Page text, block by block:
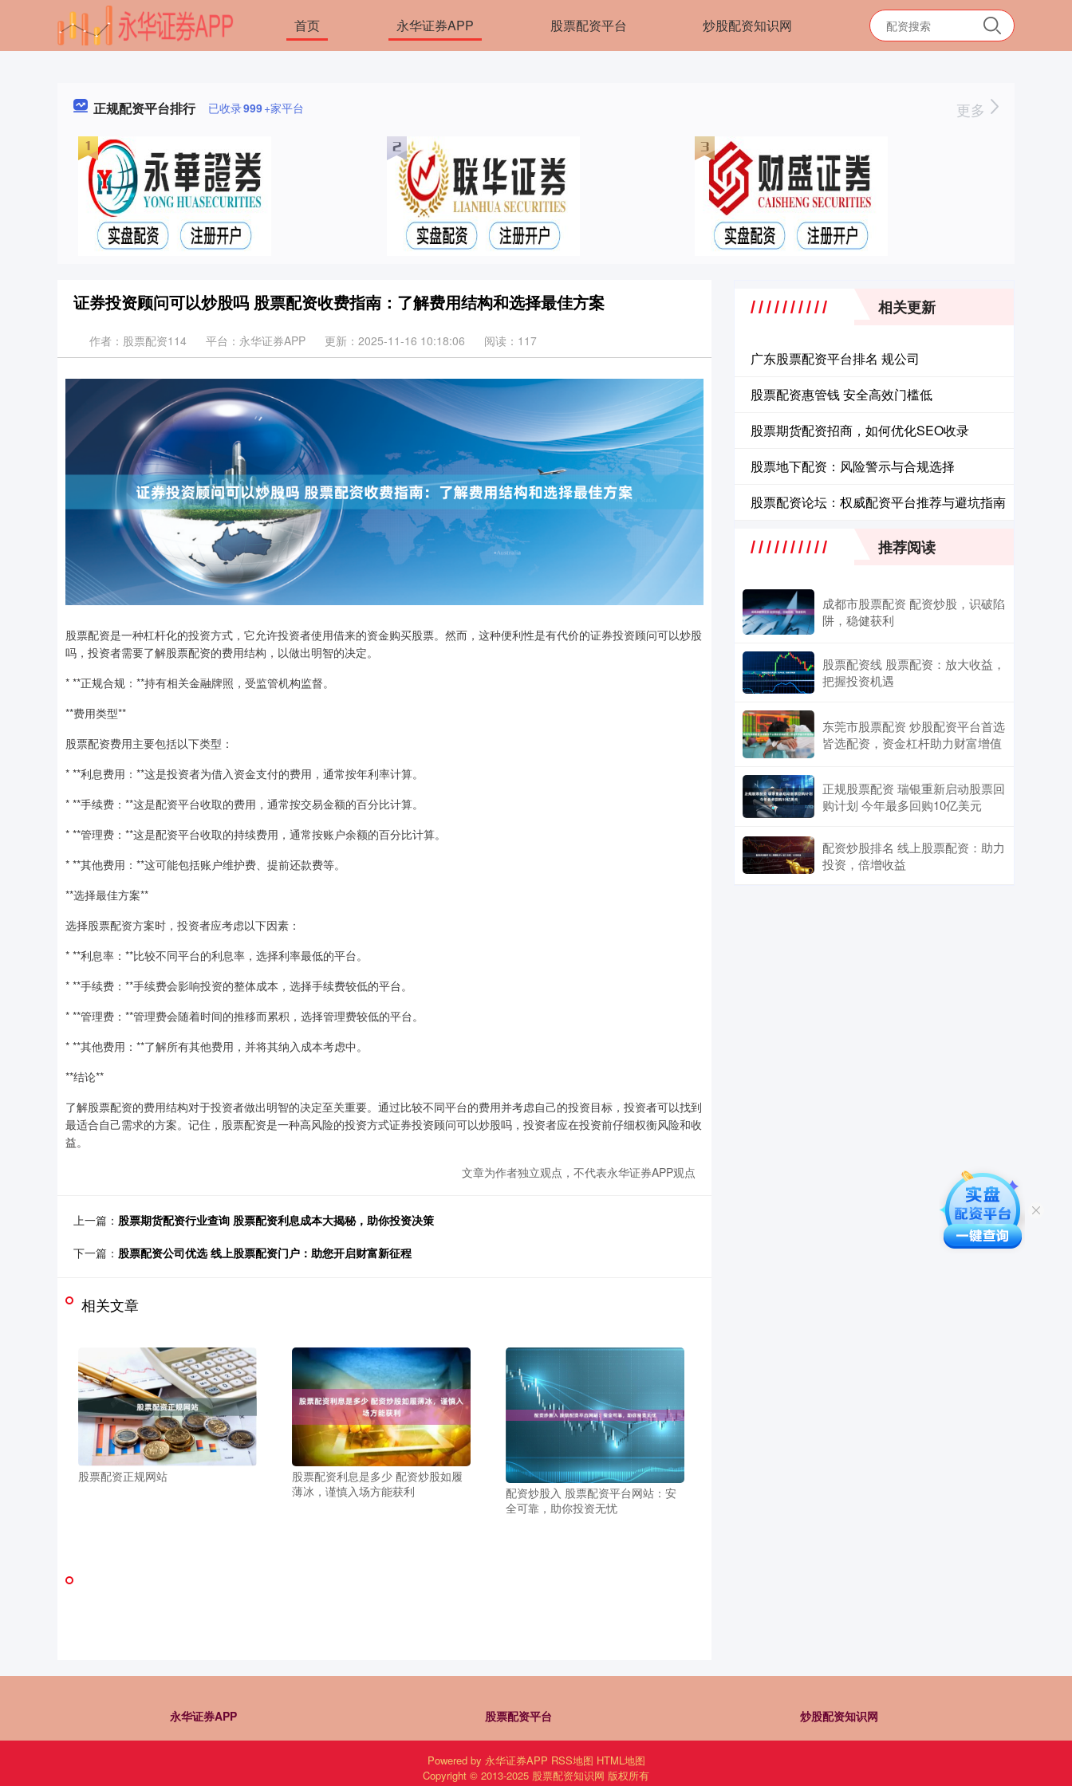
首页 永华证券APP 股票配资平台 炒股配资知识网
正规配资平台排行 已收录999+家平台 更多
证券投资顾问可以炒股吗 股票配资收费指南：了解费用结构和选择最佳方案
作者：股票配资114 平台：永华证券APP 更新：2025-11-16 10:18:06 阅读：117
股票配资是一种杠杆化的投资方式，它允许投资者使用借来的资金购买股票。然而，这种便利性是有代价的证券投资顾问可以炒股
吗，投资者需要了解股票配资的费用结构，以做出明智的决定。
* **正规合规：**持有相关金融牌照，受监管机构监督。
**费用类型**
股票配资费用主要包括以下类型：
* **利息费用：**这是投资者为借入资金支付的费用，通常按年利率计算。
* **手续费：**这是配资平台收取的费用，通常按交易金额的百分比计算。
* **管理费：**这是配资平台收取的持续费用，通常按账户余额的百分比计算。
* **其他费用：**这可能包括账户维护费、提前还款费等。
**选择最佳方案**
选择股票配资方案时，投资者应考虑以下因素：
* **利息率：**比较不同平台的利息率，选择利率最低的平台。
* **手续费：**手续费会影响投资的整体成本，选择手续费较低的平台。
* **管理费：**管理费会随着时间的推移而累积，选择管理费较低的平台。
* **其他费用：**了解所有其他费用，并将其纳入成本考虑中。
**结论**
了解股票配资的费用结构对于投资者做出明智的决定至关重要。通过比较不同平台的费用并考虑自己的投资目标，投资者可以找到
最适合自己需求的方案。记住，股票配资是一种高风险的投资方式证券投资顾问可以炒股吗，投资者应在投资前仔细权衡风险和收
益。
文章为作者独立观点，不代表永华证券APP观点
上一篇： 股票期货配资行业查询 股票配资利息成本大揭秘，助你投资决策
下一篇： 股票配资公司优选 线上股票配资门户：助您开启财富新征程
相关文章
股票配资正规网站
股票配资利息是多少 配资炒股如履
薄冰，谨慎入场方能获利
配资炒股入 股票配资平台网站：安
全可靠，助你投资无忧
相关更新
广东股票配资平台排名 规公司
股票配资惠管钱 安全高效门槛低
股票期货配资招商，如何优化SEO收录
股票地下配资：风险警示与合规选择
股票配资论坛：权威配资平台推荐与避坑指南
推荐阅读
成都市股票配资 配资炒股，识破陷
阱，稳健获利
股票配资线 股票配资：放大收益，
把握投资机遇
东莞市股票配资 炒股配资平台首选
皆选配资，资金杠杆助力财富增值
正规股票配资 瑞银重新启动股票回
购计划 今年最多回购10亿美元
配资炒股排名 线上股票配资：助力
投资，倍增收益
永华证券APP 股票配资平台 炒股配资知识网
Powered by 永华证券APP RSS地图 HTML地图
Copyright © 2013-2025 股票配资知识网 版权所有